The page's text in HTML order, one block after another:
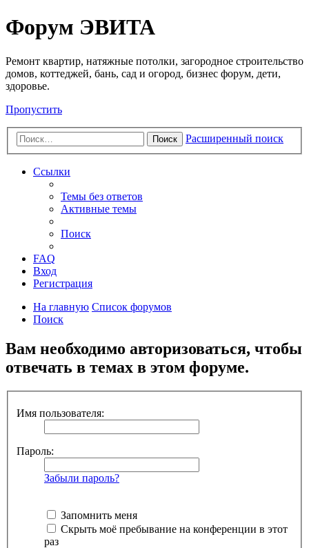
Регистрация
Форум ЭВИТА
Ремонт квартир, натяжные потолки, загородное строительство
домов, коттеджей, бань, сад и огород, бизнес форум, дети,
здоровье.
Пропустить
Поиск Расширенный поиск
Ссылки
Темы без ответов
Активные темы
Поиск
FAQ
Вход
Регистрация
На главную Список форумов
Поиск
Вам необходимо авторизоваться, чтобы
отвечать в темах в этом форуме.
Имя пользователя:
Пароль:
Забыли пароль?
Запомнить меня
Скрыть моё пребывание на конференции в этот
раз